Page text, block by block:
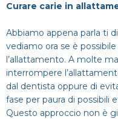
Curare carie in
Abbiamo appena parla ti
vediamo ora se è
l’allattamento. A molte
interrompere
dal dentista oppure di
fase per paura di possibili
Questo approccio non è